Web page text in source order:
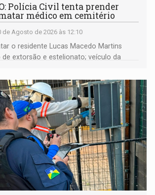
Polícia Civil tenta prender
médico em cemitério
de Agosto de 2026 às 12:10
o residente Lucas Macedo Martins
extorsão e estelionato; veículo da